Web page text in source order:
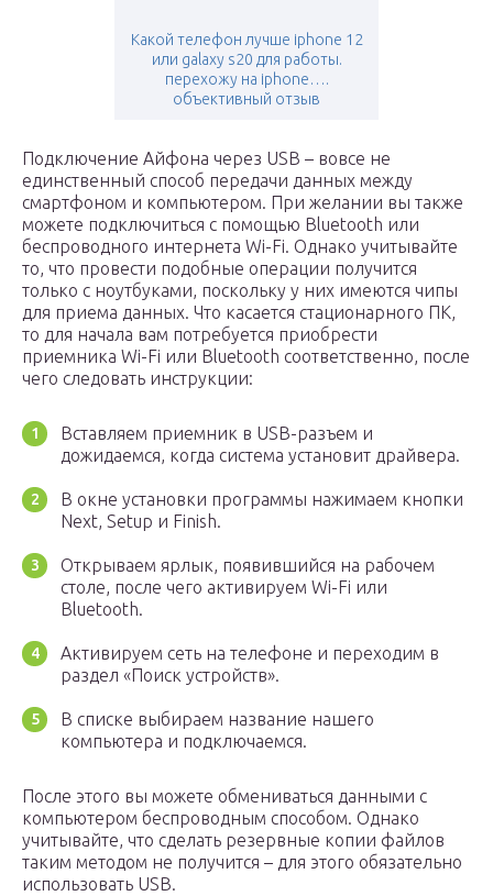
Какой телефон лучше iphone 12
или galaxy s20 для работы.
перехожу на iphone….
объективный отзыв
Подключение Айфона через USB – вовсе не
единственный способ передачи данных между
смартфоном и компьютером. При желании вы также
можете подключиться с помощью Bluetooth или
беспроводного интернета Wi-Fi. Однако учитывайте
то, что провести подобные операции получится
только с ноутбуками, поскольку у них имеются чипы
для приема данных. Что касается стационарного ПК,
то для начала вам потребуется приобрести
приемника Wi-Fi или Bluetooth соответственно, после
чего следовать инструкции:
Вставляем приемник в USB-разъем и
дожидаемся, когда система установит драйвера.
В окне установки программы нажимаем кнопки
Next, Setup и Finish.
Открываем ярлык, появившийся на рабочем
столе, после чего активируем Wi-Fi или
Bluetooth.
Активируем сеть на телефоне и переходим в
раздел «Поиск устройств».
В списке выбираем название нашего
компьютера и подключаемся.
После этого вы можете обмениваться данными с
компьютером беспроводным способом. Однако
учитывайте, что сделать резервные копии файлов
таким методом не получится – для этого обязательно
использовать USB.